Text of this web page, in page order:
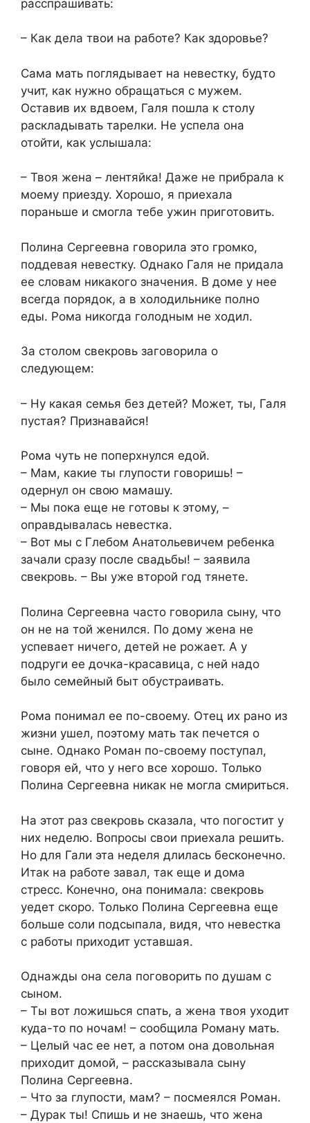
расспрашивать:
– Как дела твои на работе? Как здоровье?
Сама мать поглядывает на невестку, будто
учит, как нужно обращаться с мужем.
Оставив их вдвоем, Галя пошла к столу
раскладывать тарелки. Не успела она
отойти, как услышала:
– Твоя жена – лентяйка! Даже не прибрала к
моему приезду. Хорошо, я приехала
пораньше и смогла тебе ужин приготовить.
Полина Сергеевна говорила это громко,
поддевая невестку. Однако Галя не придала
ее словам никакого значения. В доме у нее
всегда порядок, а в холодильнике полно
еды. Рома никогда голодным не ходил.
За столом свекровь заговорила о
следующем:
– Ну какая семья без детей? Может, ты, Галя
пустая? Признавайся!
Рома чуть не поперхнулся едой.
– Мам, какие ты глупости говоришь! –
одернул он свою мамашу.
– Мы пока еще не готовы к этому, –
оправдывалась невестка.
– Вот мы с Глебом Анатольевичем ребенка
зачали сразу после свадьбы! – заявила
свекровь. – Вы уже второй год тянете.
Полина Сергеевна часто говорила сыну, что
он не на той женился. По дому жена не
успевает ничего, детей не рожает. А у
подруги ее дочка-красавица, с ней надо
было семейный быт обустраивать.
Рома понимал ее по-своему. Отец их рано из
жизни ушел, поэтому мать так печется о
сыне. Однако Роман по-своему поступал,
говоря ей, что у него все хорошо. Только
Полина Сергеевна никак не могла смириться.
На этот раз свекровь сказала, что погостит у
них неделю. Вопросы свои приехала решить.
Но для Гали эта неделя длилась бесконечно.
Итак на работе завал, так еще и дома
стресс. Конечно, она понимала: свекровь
уедет скоро. Только Полина Сергеевна еще
больше соли подсыпала, видя, что невестка
с работы приходит уставшая.
Однажды она села поговорить по душам с
сыном.
– Ты вот ложишься спать, а жена твоя уходит
куда-то по ночам! – сообщила Роману мать.
– Целый час ее нет, а потом она довольная
приходит домой, – рассказывала сыну
Полина Сергеевна.
– Что за глупости, мам? – посмеялся Роман.
– Дурак ты! Спишь и не знаешь, что жена